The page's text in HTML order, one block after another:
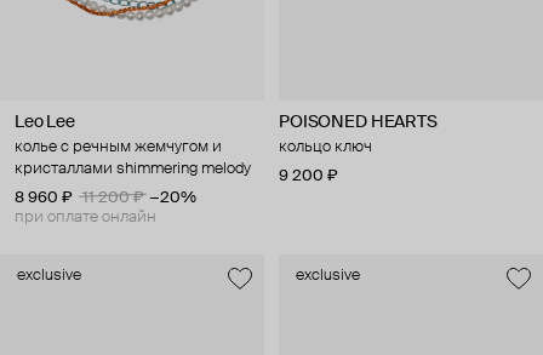
Leo Lee
колье с речным жемчугом и
кристаллами shimmering melody
8 960 ₽
11 200 ₽ −20%
при оплате онлайн
POISONED HEARTS
кольцо ключ
9 200 ₽
exclusive exclusive